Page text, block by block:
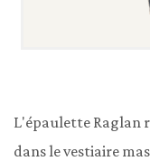
L'épaulette Raglan
dans le vestiaire